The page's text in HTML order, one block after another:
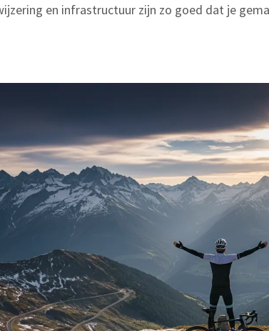
en infrastructuur zijn zo goed dat je